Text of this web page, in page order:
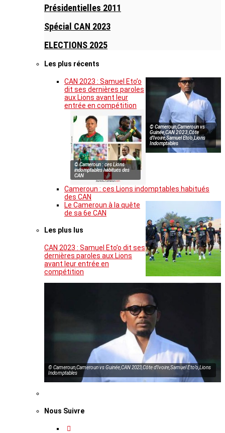
Présidentielles 2011
Spécial CAN 2023
ELECTIONS 2025
Les plus récents
© Cameroun,Cameroun vs
Guinée,CAN 2023,Côte
d’Ivoire,Samuel Eto’o,Lions
Indomptables
CAN 2023 : Samuel Eto’o
dit ses dernières paroles
aux Lions avant leur
entrée en compétition
© Cameroun : ces Lions
indomptables habitués des
CAN
Cameroun : ces Lions indomptables habitués
des CAN
Le Cameroun à la quête
de sa 6e CAN
Les plus lus
CAN 2023 : Samuel Eto’o dit ses
dernières paroles aux Lions
avant leur entrée en
compétition
© Cameroun,Cameroun vs Guinée,CAN 2023,Côte d’Ivoire,Samuel Eto’o,Lions
Indomptables
Nous Suivre